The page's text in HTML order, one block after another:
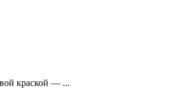
краской — ...